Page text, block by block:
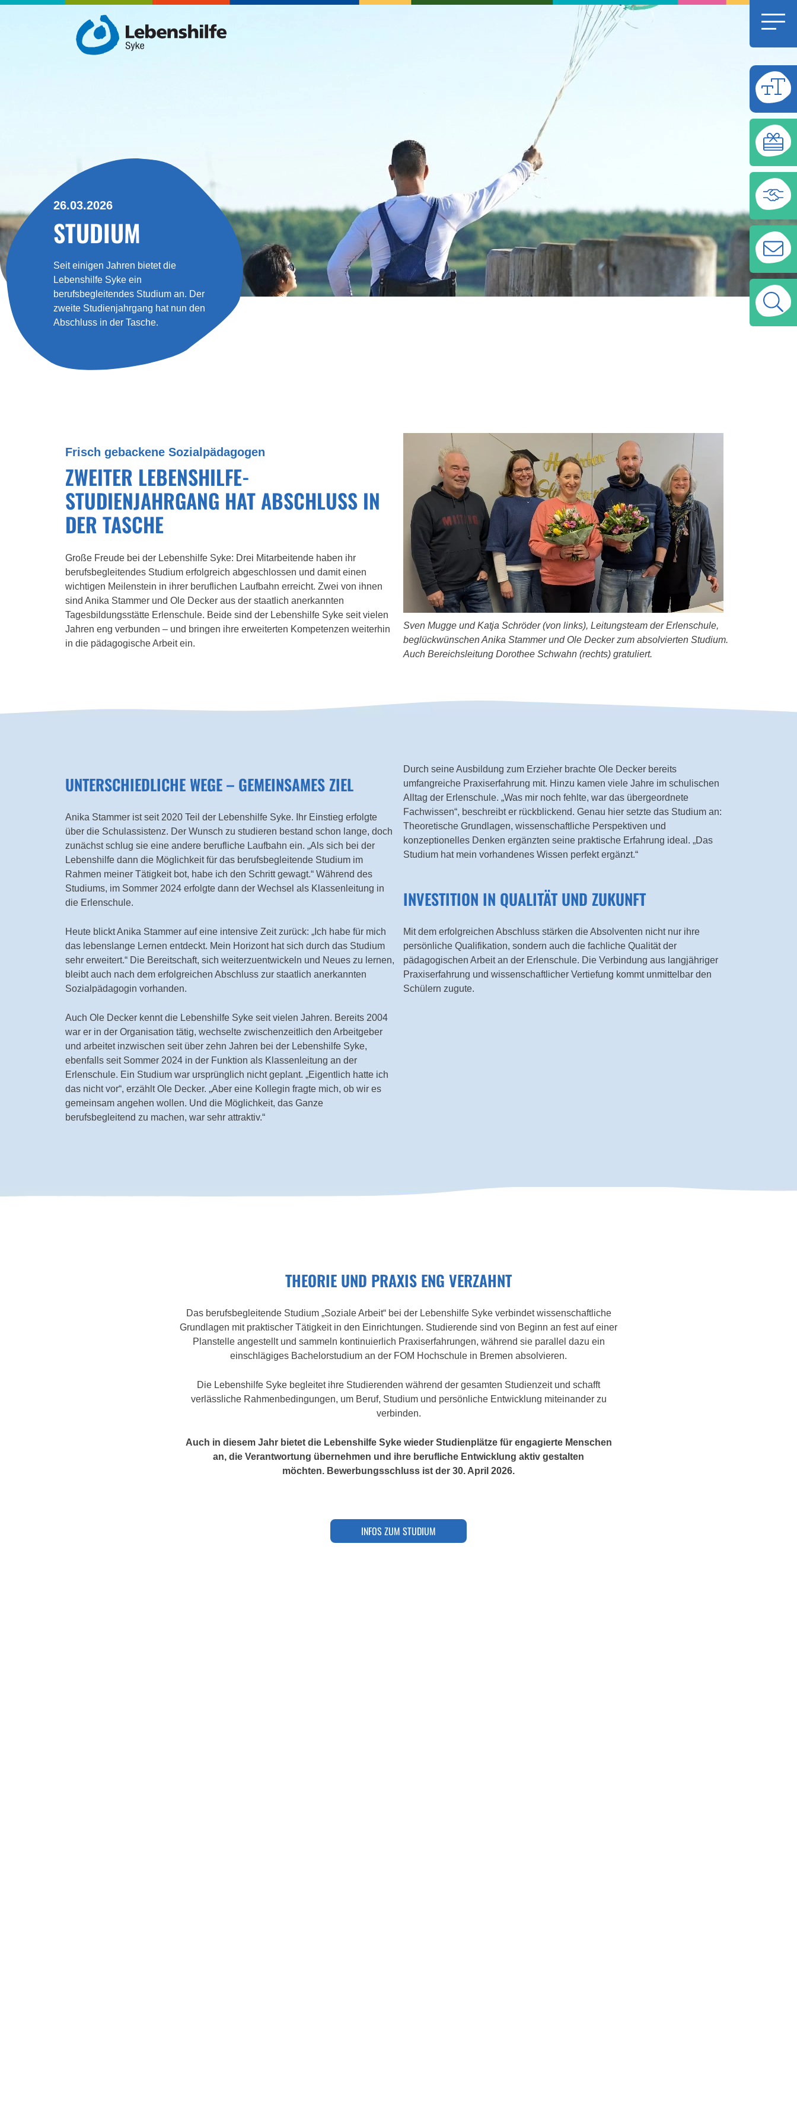
26.03.2026
STUDIUM
Seit einigen Jahren bietet die
Lebenshilfe Syke ein
berufsbegleitendes Studium an. Der
zweite Studienjahrgang hat nun den
Abschluss in der Tasche.
Frisch gebackene Sozialpädagogen
ZWEITER LEBENSHILFE-
STUDIENJAHRGANG HAT ABSCHLUSS IN
DER TASCHE
Große Freude bei der Lebenshilfe Syke: Drei Mitarbeitende haben ihr
berufsbegleitendes Studium erfolgreich abgeschlossen und damit einen
wichtigen Meilenstein in ihrer beruflichen Laufbahn erreicht. Zwei von ihnen
sind Anika Stammer und Ole Decker aus der staatlich anerkannten
Tagesbildungsstätte Erlenschule. Beide sind der Lebenshilfe Syke seit vielen
Jahren eng verbunden – und bringen ihre erweiterten Kompetenzen weiterhin
in die pädagogische Arbeit ein.
Sven Mugge und Katja Schröder (von links), Leitungsteam der Erlenschule,
beglückwünschen Anika Stammer und Ole Decker zum absolvierten Studium.
Auch Bereichsleitung Dorothee Schwahn (rechts) gratuliert.
UNTERSCHIEDLICHE WEGE – GEMEINSAMES ZIEL
Anika Stammer ist seit 2020 Teil der Lebenshilfe Syke. Ihr Einstieg erfolgte
über die Schulassistenz. Der Wunsch zu studieren bestand schon lange, doch
zunächst schlug sie eine andere berufliche Laufbahn ein. „Als sich bei der
Lebenshilfe dann die Möglichkeit für das berufsbegleitende Studium im
Rahmen meiner Tätigkeit bot, habe ich den Schritt gewagt.“ Während des
Studiums, im Sommer 2024 erfolgte dann der Wechsel als Klassenleitung in
die Erlenschule.
Heute blickt Anika Stammer auf eine intensive Zeit zurück: „Ich habe für mich
das lebenslange Lernen entdeckt. Mein Horizont hat sich durch das Studium
sehr erweitert.“ Die Bereitschaft, sich weiterzuentwickeln und Neues zu lernen,
bleibt auch nach dem erfolgreichen Abschluss zur staatlich anerkannten
Sozialpädagogin vorhanden.
Auch Ole Decker kennt die Lebenshilfe Syke seit vielen Jahren. Bereits 2004
war er in der Organisation tätig, wechselte zwischenzeitlich den Arbeitgeber
und arbeitet inzwischen seit über zehn Jahren bei der Lebenshilfe Syke,
ebenfalls seit Sommer 2024 in der Funktion als Klassenleitung an der
Erlenschule. Ein Studium war ursprünglich nicht geplant. „Eigentlich hatte ich
das nicht vor“, erzählt Ole Decker. „Aber eine Kollegin fragte mich, ob wir es
gemeinsam angehen wollen. Und die Möglichkeit, das Ganze
berufsbegleitend zu machen, war sehr attraktiv.“
Durch seine Ausbildung zum Erzieher brachte Ole Decker bereits
umfangreiche Praxiserfahrung mit. Hinzu kamen viele Jahre im schulischen
Alltag der Erlenschule. „Was mir noch fehlte, war das übergeordnete
Fachwissen“, beschreibt er rückblickend. Genau hier setzte das Studium an:
Theoretische Grundlagen, wissenschaftliche Perspektiven und
konzeptionelles Denken ergänzten seine praktische Erfahrung ideal. „Das
Studium hat mein vorhandenes Wissen perfekt ergänzt.“
INVESTITION IN QUALITÄT UND ZUKUNFT
Mit dem erfolgreichen Abschluss stärken die Absolventen nicht nur ihre
persönliche Qualifikation, sondern auch die fachliche Qualität der
pädagogischen Arbeit an der Erlenschule. Die Verbindung aus langjähriger
Praxiserfahrung und wissenschaftlicher Vertiefung kommt unmittelbar den
Schülern zugute.
THEORIE UND PRAXIS ENG VERZAHNT
Das berufsbegleitende Studium „Soziale Arbeit“ bei der Lebenshilfe Syke verbindet wissenschaftliche
Grundlagen mit praktischer Tätigkeit in den Einrichtungen. Studierende sind von Beginn an fest auf einer
Planstelle angestellt und sammeln kontinuierlich Praxiserfahrungen, während sie parallel dazu ein
einschlägiges Bachelorstudium an der FOM Hochschule in Bremen absolvieren.
Die Lebenshilfe Syke begleitet ihre Studierenden während der gesamten Studienzeit und schafft
verlässliche Rahmenbedingungen, um Beruf, Studium und persönliche Entwicklung miteinander zu
verbinden.
Auch in diesem Jahr bietet die Lebenshilfe Syke wieder Studienplätze für engagierte Menschen
an, die Verantwortung übernehmen und ihre berufliche Entwicklung aktiv gestalten
möchten. Bewerbungsschluss ist der 30. April 2026.
INFOS ZUM STUDIUM